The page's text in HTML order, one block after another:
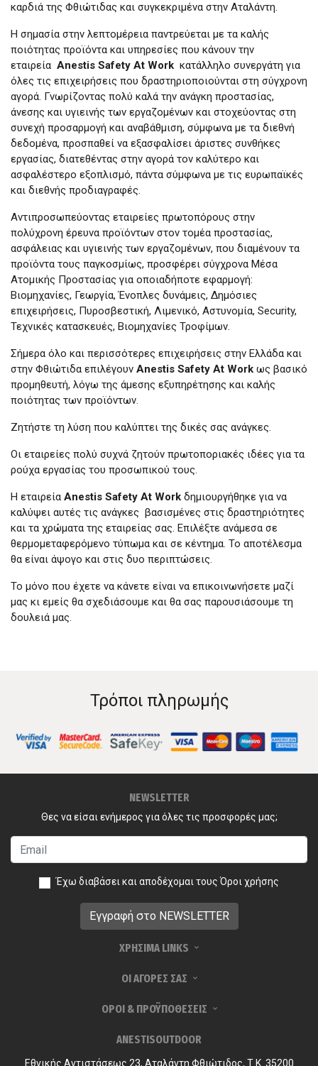
καρδιά της Φθιώτιδας και συγκεκριμένα στην Αταλάντη.
Η σημασία στην λεπτομέρεια παντρεύεται με τα καλής
ποιότητας προϊόντα και υπηρεσίες που κάνουν την
εταιρεία Anestis Safety At Work κατάλληλο συνεργάτη για
όλες τις επιχειρήσεις που δραστηριοποιούνται στη σύγχρονη
αγορά. Γνωρίζοντας πολύ καλά την ανάγκη προστασίας,
άνεσης και υγιεινής των εργαζομένων και στοχεύοντας στη
συνεχή προσαρμογή και αναβάθμιση, σύμφωνα με τα διεθνή
δεδομένα, προσπαθεί να εξασφαλίσει άριστες συνθήκες
εργασίας, διατεθέντας στην αγορά τον καλύτερο και
ασφαλέστερο εξοπλισμό, πάντα σύμφωνα με τις ευρωπαϊκές
και διεθνής προδιαγραφές.
Αντιπροσωπεύοντας εταιρείες πρωτοπόρους στην
πολύχρονη έρευνα προϊόντων στον τομέα προστασίας,
ασφάλειας και υγιεινής των εργαζομένων, που διαμένουν τα
προϊόντα τους παγκοσμίως, προσφέρει σύγχρονα Μέσα
Ατομικής Προστασίας για οποιαδήποτε εφαρμογή:
Βιομηχανίες, Γεωργία, Ένοπλες δυνάμεις, Δημόσιες
επιχειρήσεις, Πυροσβεστική, Λιμενικό, Αστυνομία, Security,
Τεχνικές κατασκευές, Βιομηχανίες Τροφίμων.
Σήμερα όλο και περισσότερες επιχειρήσεις στην Ελλάδα και
στην Φθιώτιδα επιλέγουν Anestis Safety At Work ως βασικό
προμηθευτή, λόγω της άμεσης εξυπηρέτησης και καλής
ποιότητας των προϊόντων.
Ζητήστε τη λύση που καλύπτει της δικές σας ανάγκες.
Οι εταιρείες πολύ συχνά ζητούν πρωτοποριακές ιδέες για τα
ρούχα εργασίας του προσωπικού τους.
Η εταιρεία Anestis Safety At Work δημιουργήθηκε για να
καλύψει αυτές τις ανάγκες βασισμένες στις δραστηριότητες
και τα χρώματα της εταιρείας σας. Επιλέξτε ανάμεσα σε
θερμομεταφερόμενο τύπωμα και σε κέντημα. Το αποτέλεσμα
θα είναι άψογο και στις δυο περιπτώσεις.
Το μόνο που έχετε να κάνετε είναι να επικοινωνήσετε μαζί
μας κι εμείς θα σχεδιάσουμε και θα σας παρουσιάσουμε τη
δουλειά μας.
Τρόποι πληρωμής
NEWSLETTER
Θες να είσαι ενήμερος για όλες τις προσφορές μας;
Έχω διαβάσει και αποδέχομαι τους Όροι χρήσης
ΧΡΗΣΙΜΑ LINKS
ΟΙ ΑΓΟΡΕΣ ΣΑΣ
ΟΡΟΙ & ΠΡΟΫΠΟΘΕΣΕΙΣ
ANESTISOUTDOOR
Εθνικής Αντιστάσεως 23, Αταλάντη Φθιώτιδος, Τ.Κ. 35200